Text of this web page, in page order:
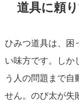
道具に頼
ひみつ道具は、困
い味方です。しか
う人の問題まで自
せん。のび太が失